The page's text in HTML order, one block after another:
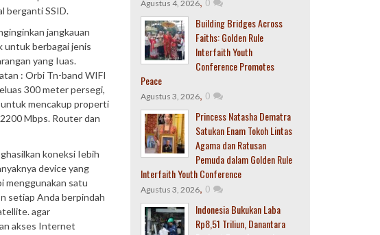
berganti SSID.
jangkauan
untuk berbagai jenis
yang Iuas.
: Orbi Tn-band WIFI
300 meter persegi,
mencakup properti
Mbps. Router dan
koneksi Iebih
device yang
menggunakan satu
setiap Anda berpindah
agar
akses Internet
Agustus 4, 2026
Building Bridges Across
Faiths: Golden Rule
Interfaith Youth
Conference Promotes
Peace
Agustus 3, 2026, 0
Princess Natasha Dematra
Satukan Enam Tokoh Lintas
Agama dan Ratusan
Pemuda dalam Golden Rule
Interfaith Youth Conference
Agustus 3, 2026, 0
Indonesia Bukukan Laba
Rp8,51 Triliun, Danantara